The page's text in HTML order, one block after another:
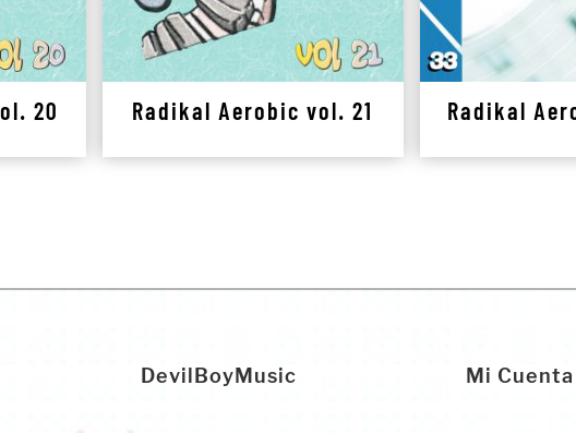
20 Radikal Aerobic vol. 21 Radikal
DevilBoyMusic Mi Cuenta